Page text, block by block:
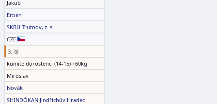
Jakub
Erben
SKBU Trutnov, z. s.
CZE
3. 🥉
kumite dorostenci (14-15) +60kg
Miroslav
Novák
SHINDÓKAN Jindřichův Hradec